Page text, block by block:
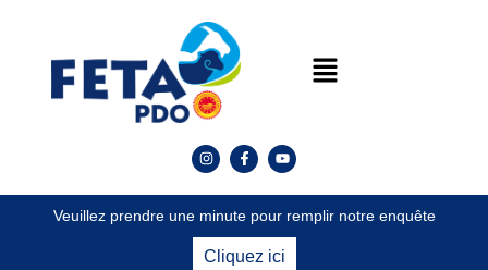
Veuillez prendre une minute pour remplir notre enquête
Cliquez ici